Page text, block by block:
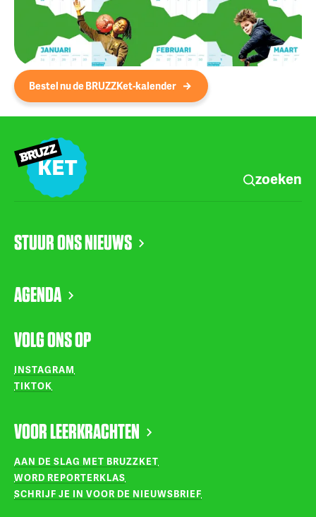
Bestel nu de BRUZZKet-kalender
zoeken
STUUR ONS NIEUWS
AGENDA
VOLG ONS OP
INSTAGRAM
TIKTOK
VOOR LEERKRACHTEN
AAN DE SLAG MET BRUZZKET
WORD REPORTERKLAS
SCHRIJF JE IN VOOR DE NIEUWSBRIEF